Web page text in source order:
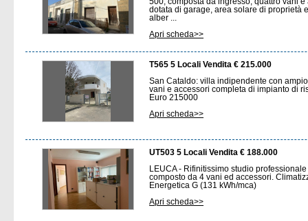
dotata di garage, area solare di proprietà
alber ...
Apri scheda>>
T565 5 Locali Vendita € 215.000
San Cataldo: villa indipendente con
vani e accessori completa di impianto di
Euro 215000
Apri scheda>>
UT503 5 Locali Vendita € 188.000
LEUCA - Rifinitissimo studio
composto da 4 vani ed accessori.
Energetica G (131 kWh/mca)
Apri scheda>>